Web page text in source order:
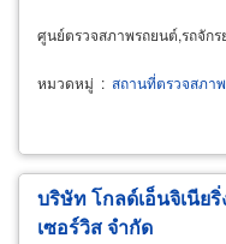
ศูนย์ตรวจสภาพรถยนต์,รถจัก
หมวดหมู่ : สถานที่ตรวจสภา
บริษัท โกลด์เอ็นจิเนีย
เซอร์วิส จำกัด